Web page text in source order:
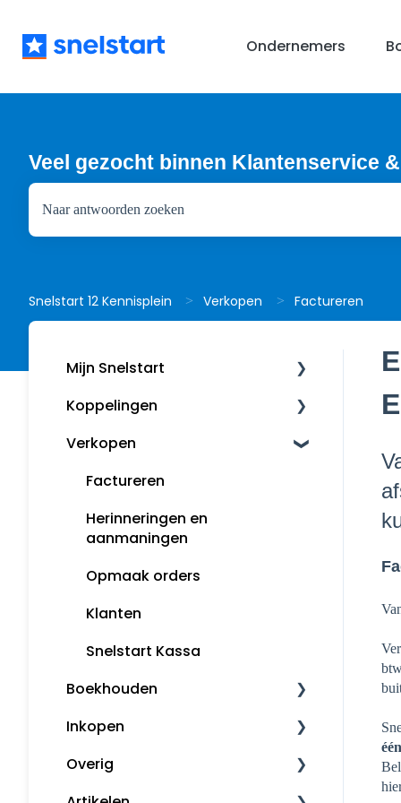
Ondernemers
Veel gezocht binnen Klantenservice
Snelstart 12 Kennisplein Verkopen Factureren
Mijn Snelstart
Mijn Snelstart
Koppelingen
Overige koppelingen
Verkopen
Factureren
Herinneringen en
aanmaningen
Opmaak orders
Klanten
Snelstart Kassa
Boekhouden
Boekhouden
Aangifte
Inkopen
Inkoopfacturen
Overig